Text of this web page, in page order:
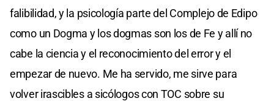
falibilidad, y la psicología parte del Complejo de Edipo
como un Dogma y los dogmas son los de Fe y allí no
cabe la ciencia y el reconocimiento del error y el
empezar de nuevo. Me ha servido, me sirve para
volver irascibles a sicólogos con TOC sobre su